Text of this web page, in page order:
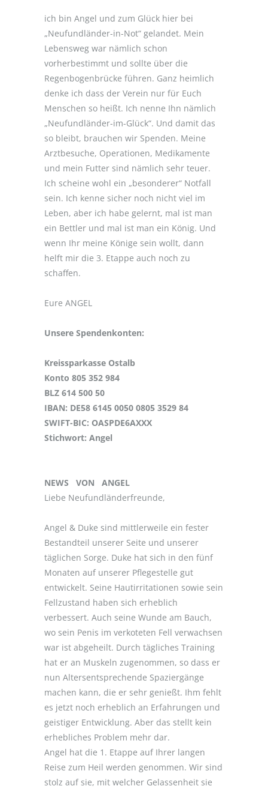
ich bin Angel und zum Glück hier bei
„Neufundländer-in-Not“ gelandet. Mein
Lebensweg war nämlich schon
vorherbestimmt und sollte über die
Regenbogenbrücke führen. Ganz heimlich
denke ich dass der Verein nur für Euch
Menschen so heißt. Ich nenne Ihn nämlich
„Neufundländer-im-Glück“. Und damit das
so bleibt, brauchen wir Spenden. Meine
Arztbesuche, Operationen, Medikamente
und mein Futter sind nämlich sehr teuer.
Ich scheine wohl ein „besonderer“ Notfall
sein. Ich kenne sicher noch nicht viel im
Leben, aber ich habe gelernt, mal ist man
ein Bettler und mal ist man ein König. Und
wenn Ihr meine Könige sein wollt, dann
helft mir die 3. Etappe auch noch zu
schaffen.
Eure ANGEL
Unsere Spendenkonten:
Kreissparkasse Ostalb
Konto 805 352 984
BLZ 614 500 50
IBAN: DE58 6145 0050 0805 3529 84
SWIFT-BIC: OASPDE6AXXX
Stichwort: Angel
NEWS VON ANGEL
Liebe Neufundländerfreunde,
Angel & Duke sind mittlerweile ein fester
Bestandteil unserer Seite und unserer
täglichen Sorge. Duke hat sich in den fünf
Monaten auf unserer Pflegestelle gut
entwickelt. Seine Hautirritationen sowie sein
Fellzustand haben sich erheblich
verbessert. Auch seine Wunde am Bauch,
wo sein Penis im verkoteten Fell verwachsen
war ist abgeheilt. Durch tägliches Training
hat er an Muskeln zugenommen, so dass er
nun Altersentsprechende Spaziergänge
machen kann, die er sehr genießt. Ihm fehlt
es jetzt noch erheblich an Erfahrungen und
geistiger Entwicklung. Aber das stellt kein
erhebliches Problem mehr dar.
Angel hat die 1. Etappe auf Ihrer langen
Reise zum Heil werden genommen. Wir sind
stolz auf sie, mit welcher Gelassenheit sie